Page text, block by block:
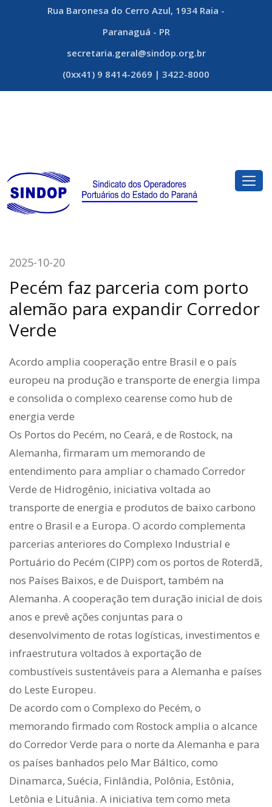
Rua Baronesa do Cerro Azul, 1934 Raia -
Paranaguá - PR
secretaria.geral@sindop.org.br
(0xx41) 9 8414-2669 | 3422-8000
2025-10-20
Pecém faz parceria com porto
alemão para expandir Corredor
Verde
Acordo amplia cooperação entre Brasil e o país
europeu na produção e transporte de energia limpa
e consolida o complexo cearense como hub de
energia verde
Os Portos do Pecém, no Ceará, e de Rostock, na
Alemanha, firmaram um memorando de
entendimento para ampliar o chamado Corredor
Verde de Hidrogênio, iniciativa voltada ao
transporte de energia e produtos de baixo carbono
entre o Brasil e a Europa. O acordo complementa
parcerias anteriores do Complexo Industrial e
Portuário do Pecém (CIPP) com os portos de Roterdã,
nos Países Baixos, e de Duisport, também na
Alemanha. A cooperação tem duração inicial de dois
anos e prevê ações conjuntas para o
desenvolvimento de rotas logísticas, investimentos e
infraestrutura voltados à exportação de
combustíveis sustentáveis para a Alemanha e países
do Leste Europeu.
De acordo com o Complexo do Pecém, o
memorando firmado com Rostock amplia o alcance
do Corredor Verde para o norte da Alemanha e para
os países banhados pelo Mar Báltico, como
Dinamarca, Suécia, Finlândia, Polônia, Estônia,
Letônia e Lituânia. A iniciativa tem como meta